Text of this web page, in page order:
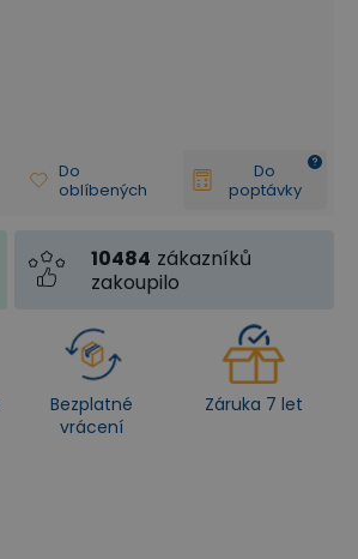
Do
oblíbených
Do
poptávky
10484 zákazníků
zakoupilo
Bezplatné
vrácení
Záruka 7 let